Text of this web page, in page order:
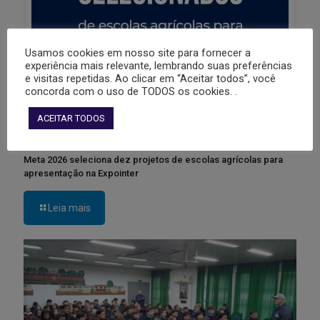
Meta 2026 seleciona dez projetos de escolas agrícolas para
apresentação na Expointer
Leia mais
Usamos cookies em nosso site para fornecer a
experiência mais relevante, lembrando suas preferências
e visitas repetidas. Ao clicar em “Aceitar todos”, você
concorda com o uso de TODOS os cookies. .
ACEITAR TODOS